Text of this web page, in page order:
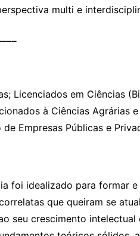
multi e
Licenciados em Ciências
à Ciências Agrárias
Empresas Públicas e
foi idealizado para formar
que queiram se
seu crescimento intelectual